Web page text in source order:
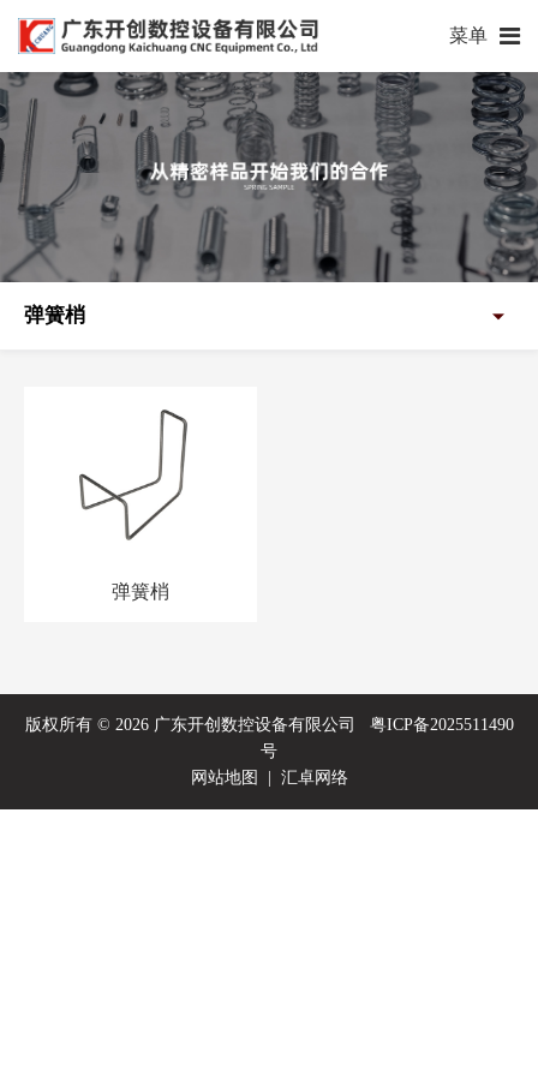
菜单
弹簧梢
弹簧梢
版权所有 © 2026 广东开创数控设备有限公司 粤ICP备2025511490
号
网站地图 | 汇卓网络